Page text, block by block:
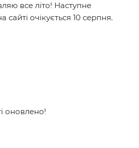
все літо! Наступне
очікується 10 серпня.
оновлено!